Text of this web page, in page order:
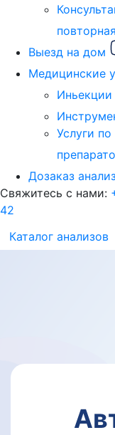
повторная
Выезд на дом
Медицинские
Иньекции
Услуги
Дозаказ
Свяжитесь с нами:
42
Каталог анализов